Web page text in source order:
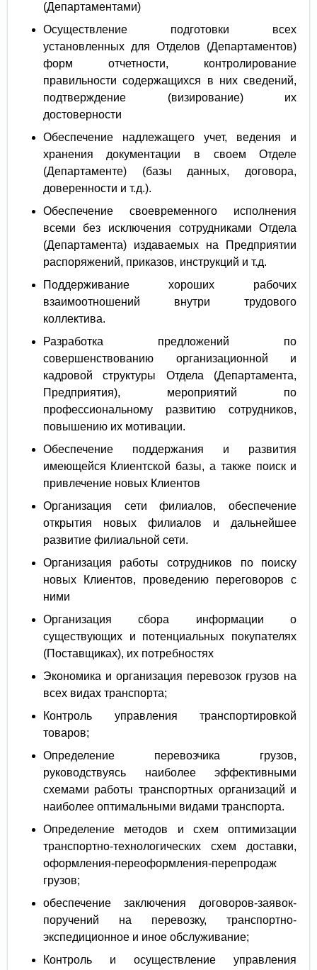
(Департаментами)
Осуществление подготовки всех
установленных для Отделов (Департаментов)
форм отчетности, контролирование
правильности содержащихся в них сведений,
подтверждение (визирование) их
достоверности
Обеспечение надлежащего учет, ведения и
хранения документации в своем Отделе
(Департаменте) (базы данных, договора,
доверенности и т.д.).
Обеспечение своевременного исполнения
всеми без исключения сотрудниками Отдела
(Департамента) издаваемых на Предприятии
распоряжений, приказов, инструкций и т.д.
Поддерживание хороших рабочих
взаимоотношений внутри трудового
коллектива.
Разработка предложений по
совершенствованию организационной и
кадровой структуры Отдела (Департамента,
Предприятия), мероприятий по
профессиональному развитию сотрудников,
повышению их мотивации.
Обеспечение поддержания и развития
имеющейся Клиентской базы, а также поиск и
привлечение новых Клиентов
Организация сети филиалов, обеспечение
открытия новых филиалов и дальнейшее
развитие филиальной сети.
Организация работы сотрудников по поиску
новых Клиентов, проведению переговоров с
ними
Организация сбора информации о
существующих и потенциальных покупателях
(Поставщиках), их потребностях
Экономика и организация перевозок грузов на
всех видах транспорта;
Контроль управления транспортировкой
товаров;
Определение перевозчика грузов,
руководствуясь наиболее эффективными
схемами работы транспортных организаций и
наиболее оптимальными видами транспорта.
Определение методов и схем оптимизации
транспортно-технологических схем доставки,
оформления-переоформления-перепродаж
грузов;
обеспечение заключения договоров-заявок-
поручений на перевозку, транспортно-
экспедиционное и иное обслуживание;
Контроль и осуществление управления